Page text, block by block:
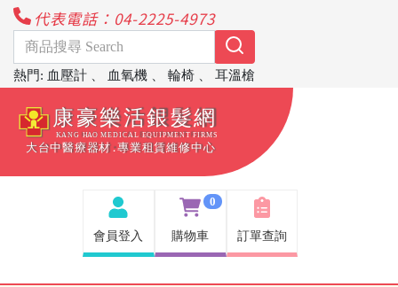
代表電話：04-2225-4973
熱門: 血壓計 血氧機 輪椅 耳溫槍
會員登入
0
購物車 訂單查詢